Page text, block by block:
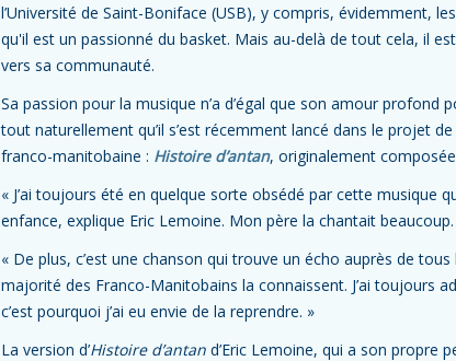
l’Université de Saint-Boniface (USB), y compris, évidemment,
qu'il est un passionné du basket. Mais au-delà de tout cela, il
vers sa communauté.
Sa passion pour la musique n’a d’égal que son amour profond
tout naturellement qu’il s’est récemment lancé dans le projet
franco-manitobaine : Histoire d’antan, originalement
« J’ai toujours été en quelque sorte obsédé par cette musique
enfance, explique Eric Lemoine. Mon père la chantait
« De plus, c’est une chanson qui trouve un écho auprès de
majorité des Franco-Manitobains la connaissent. J’ai toujours
c’est pourquoi j’ai eu envie de la reprendre. »
La version d’Histoire d’antan d’Eric Lemoine, qui a son propre